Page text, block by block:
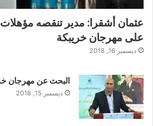
عثمان أشقرا: مدير تنقصه مؤهلات
على مهرجان خريبكة
ديسمبر 16, 2018
البحث عن مهرجان
ديسمبر 15, 2018